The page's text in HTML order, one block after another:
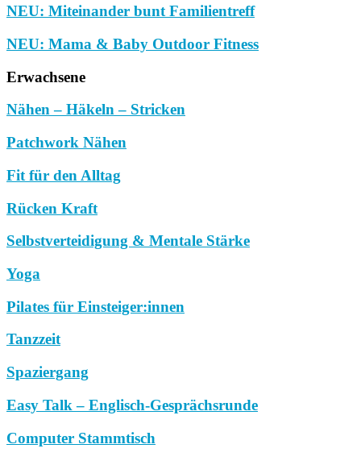
NEU: Miteinander bunt Familientreff
NEU: Mama & Baby Outdoor Fitness
Erwachsene
Nähen – Häkeln – Stricken
Patchwork Nähen
Fit für den Alltag
Rücken Kraft
Selbstverteidigung & Mentale Stärke
Yoga
Pilates für Einsteiger:innen
Tanzzeit
Spaziergang
Easy Talk – Englisch-Gesprächsrunde
Computer Stammtisch